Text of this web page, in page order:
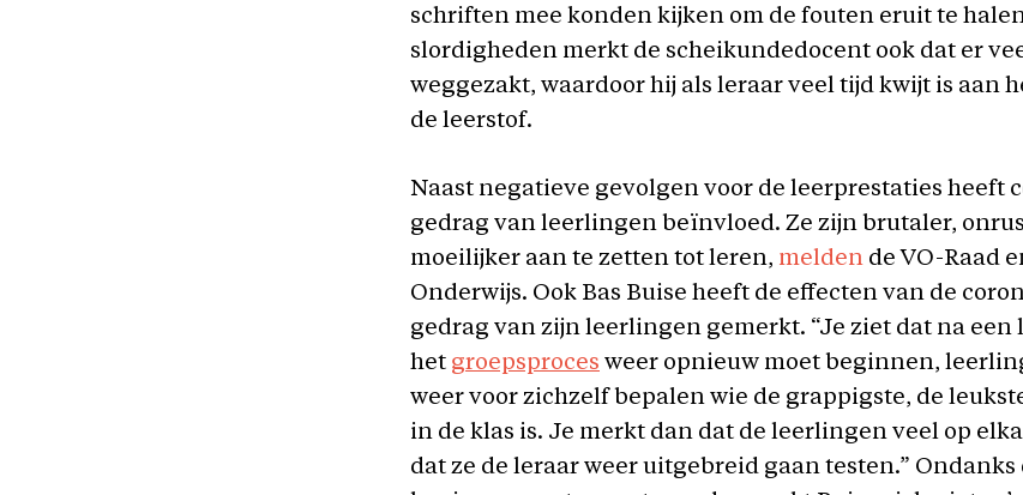
schriften mee konden kijken om de fouten eruit te
slordigheden merkt de scheikundedocent ook dat er
weggezakt, waardoor hij als leraar veel tijd kwijt is aan
de leerstof.
Naast negatieve gevolgen voor de leerprestaties heeft
gedrag van leerlingen beïnvloed. Ze zijn brutaler,
moeilijker aan te zetten tot leren, melden de VO-Raad
Onderwijs. Ook Bas Buise heeft de effecten van de
gedrag van zijn leerlingen gemerkt. “Je ziet dat na een
het groepsproces weer opnieuw moet beginnen,
weer voor zichzelf bepalen wie de grappigste, de
in de klas is. Je merkt dan dat de leerlingen veel op
dat ze de leraar weer uitgebreid gaan testen.”